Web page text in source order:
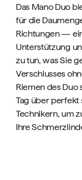
Das Mano Duo
für die
Richtungen —
Unterstützung
zu tun, was Sie
Verschlusses
Riemen des Duo
Tag über perfekt
Technikern, um
Ihre